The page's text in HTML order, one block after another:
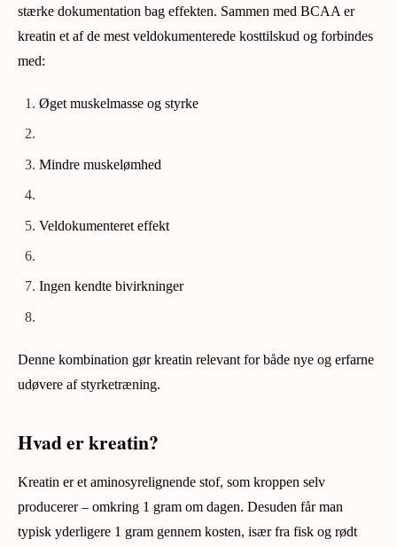
stærke dokumentation bag effekten. Sammen med BCAA er
kreatin et af de mest veldokumenterede kosttilskud og forbindes
med:
Øget muskelmasse og styrke
Mindre muskelømhed
Veldokumenteret effekt
Ingen kendte bivirkninger
Denne kombination gør kreatin relevant for både nye og erfarne
udøvere af styrketræning.
Hvad er kreatin?
Kreatin er et aminosyrelignende stof, som kroppen selv
producerer – omkring 1 gram om dagen. Desuden får man
typisk yderligere 1 gram gennem kosten, især fra fisk og rødt